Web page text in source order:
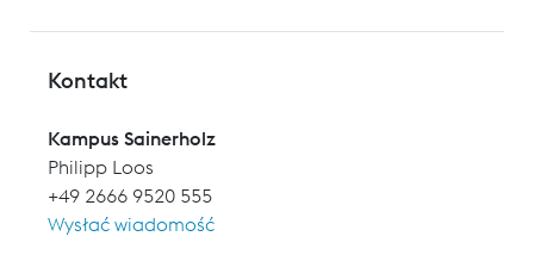
Kontakt
Kampus Sainerholz
Philipp Loos
+49 2666 9520 555
Wysłać wiadomość